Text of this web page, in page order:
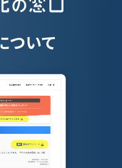
授業支援シス
ついて